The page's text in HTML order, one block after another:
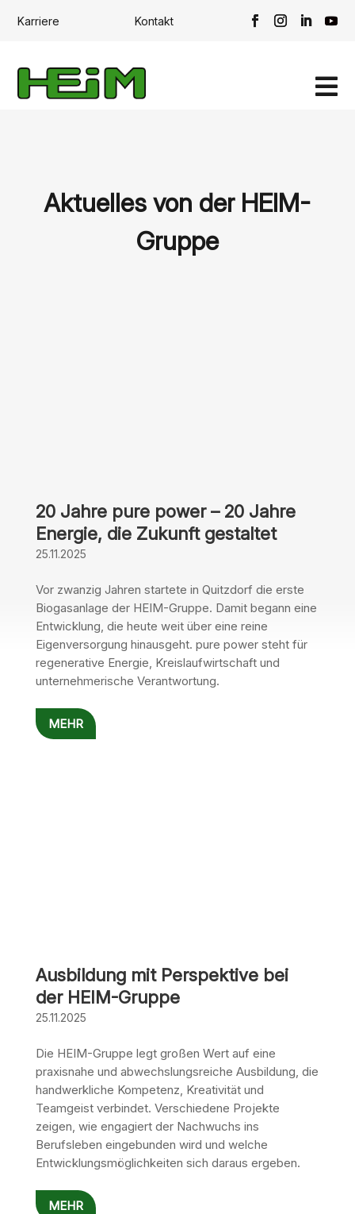
Karriere Kontakt

Aktuelles von der HEIM-
Gruppe
20 Jahre pure power – 20 Jahre
Energie, die Zukunft gestaltet
25.11.2025
‎Vor zwanzig Jahren startete in Quitzdorf die erste
Biogasanlage der HEIM-Gruppe. Damit begann eine
Entwicklung, die heute weit über eine reine
Eigenversorgung hinausgeht. pure power steht für
regenerative Energie, Kreislaufwirtschaft und
unternehmerische Verantwortung.
MEHR
Ausbildung mit Perspektive bei
der HEIM-Gruppe
25.11.2025
Die HEIM-Gruppe legt großen Wert auf eine
praxisnahe und abwechslungsreiche Ausbildung, die
handwerkliche Kompetenz, Kreativität und
Teamgeist verbindet. Verschiedene Projekte
zeigen, wie engagiert der Nachwuchs ins
Berufsleben eingebunden wird und welche
Entwicklungsmöglichkeiten sich daraus ergeben.
MEHR